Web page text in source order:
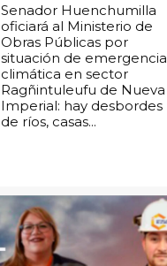
Senador Huenchumilla
oficiará al Ministerio de
Obras Públicas por
situación de emergencia
climática en sector
Ragñintuleufu de Nueva
Imperial: hay desbordes
de ríos, casas...